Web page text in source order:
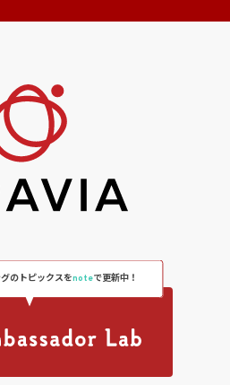
のトピックスをnoteで更新中！